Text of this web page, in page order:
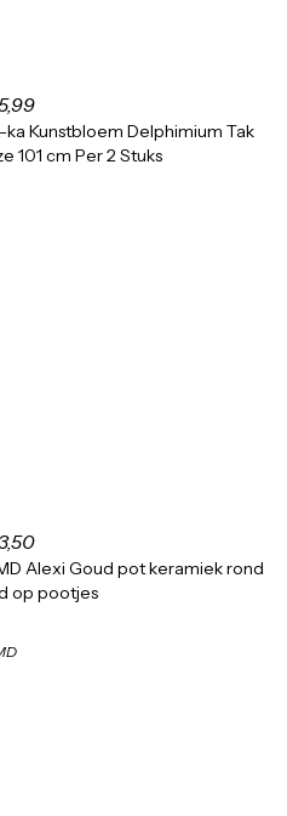
ka Kunstbloem Delphimium Tak
101 cm Per 2 Stuks
Alexi Goud pot keramiek rond
op pootjes